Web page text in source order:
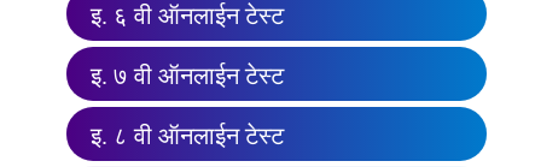
इ. ६ वी ऑनलाईन टेस्ट
इ. ७ वी ऑनलाईन टेस्ट
इ. ८ वी ऑनलाईन टेस्ट